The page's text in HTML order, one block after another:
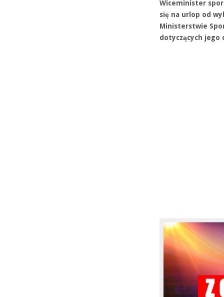
Wiceminister
się na urlop od
Ministerstwie
dotyczących jego